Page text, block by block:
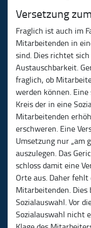
Versetzung
Fraglich ist auch im
Mitarbeitenden in
sind. Dies richtet
Austauschbarkeit.
fraglich, ob
werden können.
Kreis der in eine
Mitarbeitenden
erschweren. Eine
Umsetzung nur „am
auszulegen. Das
schloss damit eine
Orte aus. Daher
Mitarbeitenden.
Sozialauswahl. Vor
Sozialauswahl nicht